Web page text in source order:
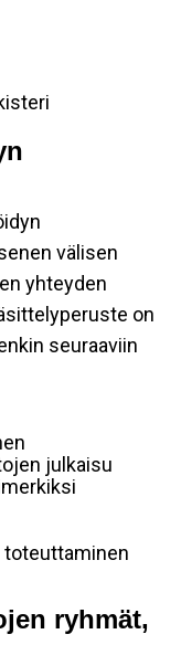
välisen
yhteyden
on
seuraaviin
julkaisu
toteuttaminen
ryhmät,